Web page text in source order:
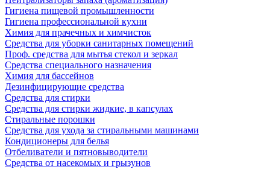
Гигиена пищевой промышленности
Гигиена профессиональной кухни
Химия для прачечных и химчисток
Средства для уборки санитарных помещений
Проф. средства для мытья стекол и зеркал
Средства специального назначения
Химия для бассейнов
Дезинфицирующие средства
Средства для стирки
Средства для стирки жидкие, в капсулах
Стиральные порошки
Средства для ухода за стиральными машинами
Кондиционеры для белья
Отбеливатели и пятновыводители
Средства от насекомых и грызунов